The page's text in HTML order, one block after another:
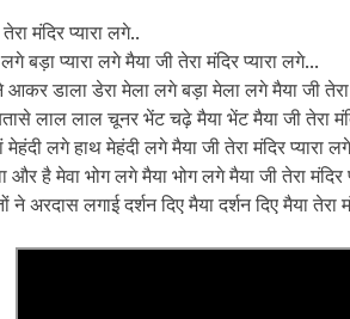
मंदिर प्यारा लगे..
बड़ा प्यारा लगे मैया जी तेरा मंदिर प्यारा लगे...
डाला डेरा मेला लगे बड़ा मेला लगे मैया जी तेरा
लाल लाल चूनर भेंट चढ़े मैया भेंट मैया जी तेरा
लगे हाथ मेहंदी लगे मैया जी तेरा मंदिर प्यारा
है मेवा भोग लगे मैया भोग लगे मैया जी तेरा मंदिर
लगाई दर्शन दिए मैया दर्शन दिए मैया तेरा